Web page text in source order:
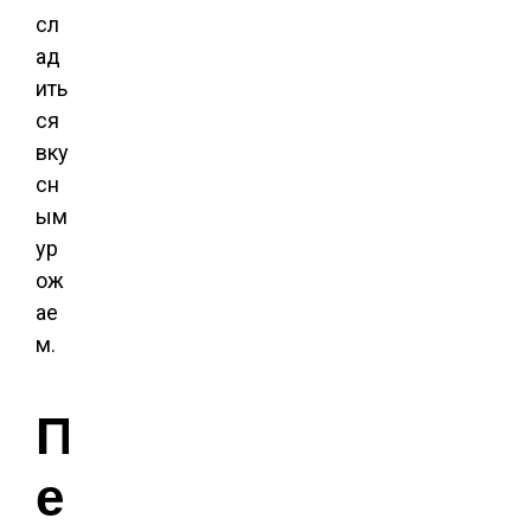
сл
ад
ить
ся
вку
сн
ым
ур
ож
ае
м.
П
е